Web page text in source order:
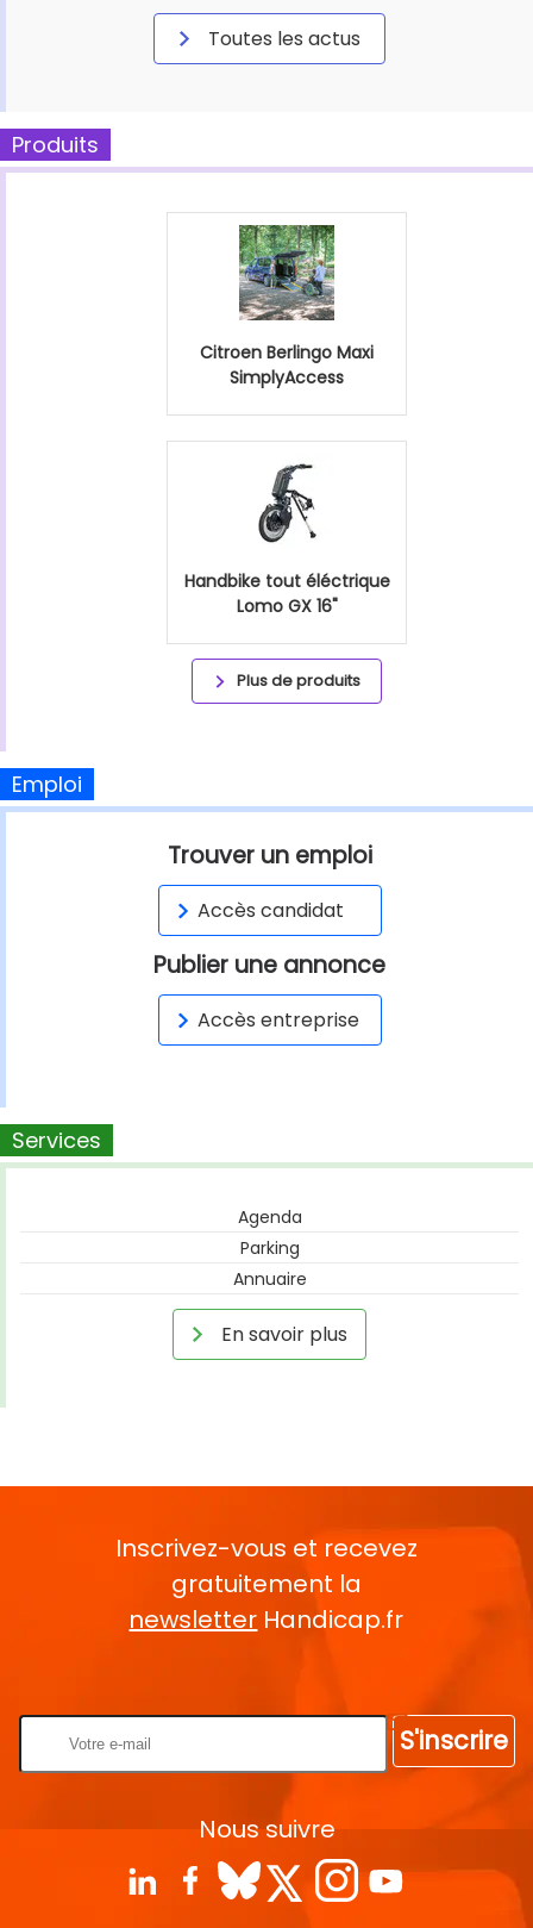
Toutes les actus
Produits
Citroen Berlingo Maxi
SimplyAccess
Handbike tout éléctrique
Lomo GX 16"
Plus de produits
Emploi
Trouver un emploi
Accès candidat
Publier une annonce
Accès entreprise
Services
Agenda
Parking
Annuaire
En savoir plus
Inscrivez-vous et recevez
gratuitement la
newsletter Handicap.fr
S'inscrire
Nous suivre